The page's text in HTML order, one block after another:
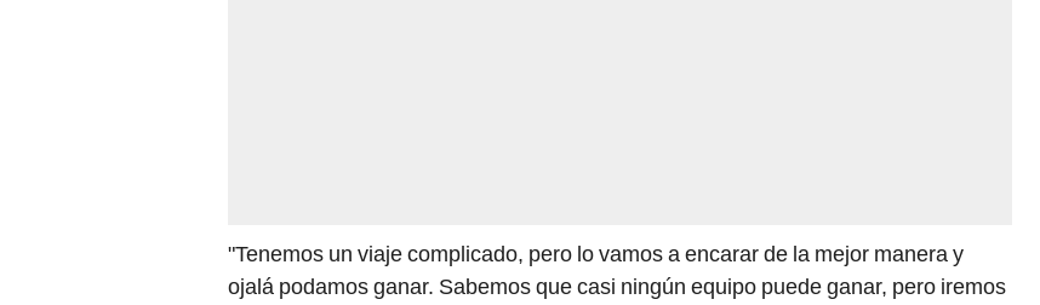
"Tenemos un viaje complicado, pero lo vamos a encarar de la mejor manera y
ojalá podamos ganar. Sabemos que casi ningún equipo puede ganar, pero iremos